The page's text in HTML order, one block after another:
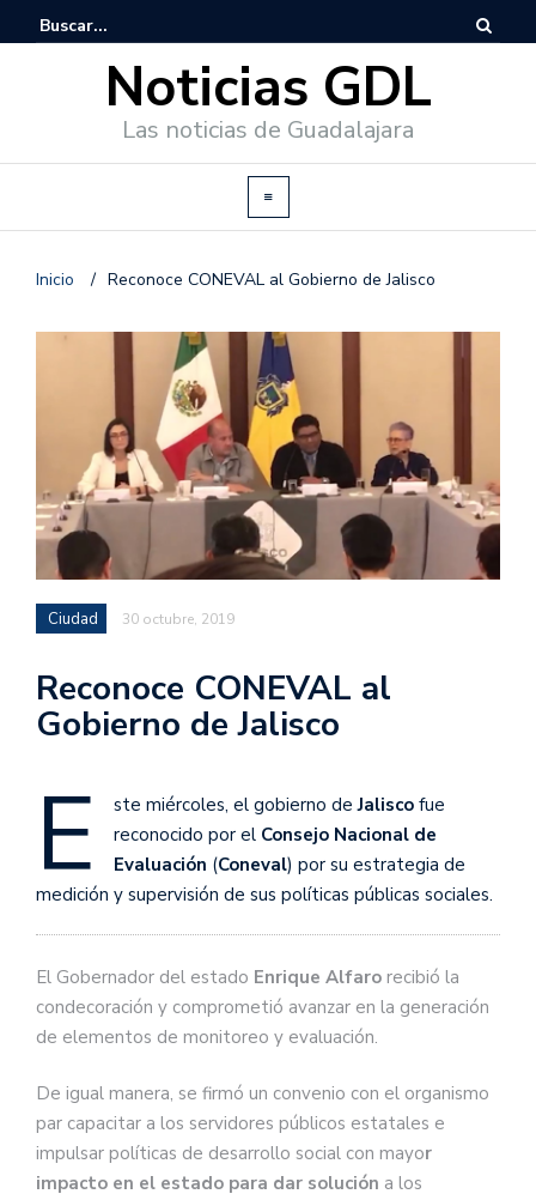
Noticias GDL
Las noticias de Guadalajara
Inicio / Reconoce CONEVAL al Gobierno de Jalisco
Ciudad 30 octubre, 2019
Reconoce CONEVAL al
Gobierno de Jalisco
E ste miércoles, el gobierno deJalisco fue
reconocido por el Consejo Nacional de
Evaluación (Coneval) por su estrategia de
medición y supervisión de sus políticas públicas sociales.
El Gobernador del estado Enrique Alfaro recibió la
condecoración y comprometió avanzar en la generación
de elementos de monitoreo y evaluación.
De igual manera, se firmó un convenio con el organismo
par capacitar a los servidores públicos estatales e
impulsar políticas de desarrollo social con mayor
impacto en el estado para dar solución a los